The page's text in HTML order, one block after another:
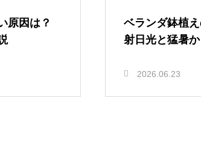
原因は？
ベランダ鉢植
射日光と猛暑
2026.06.23